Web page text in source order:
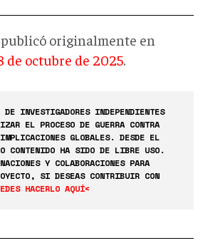
originalmente en
de octubre de 2025.
DE INVESTIGADORES INDEPENDIENTES
EL PROCESO DE GUERRA CONTRA
GLOBALES. DESDE EL
CONTENIDO HA SIDO DE LIBRE USO.
Y COLABORACIONES PARA
SI DESEAS CONTRIBUIR CON
HACERLO AQUÍ<